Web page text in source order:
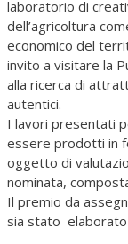
laboratorio di
dell’agricoltura
economico del
invito a visitare la
alla ricerca di
autentici.
I lavori presentati
essere prodotti in
oggetto di
nominata,
Il premio da
sia stato elaborato